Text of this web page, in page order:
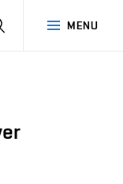
MENU